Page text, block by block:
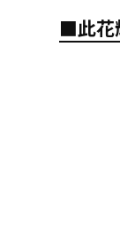
■此花